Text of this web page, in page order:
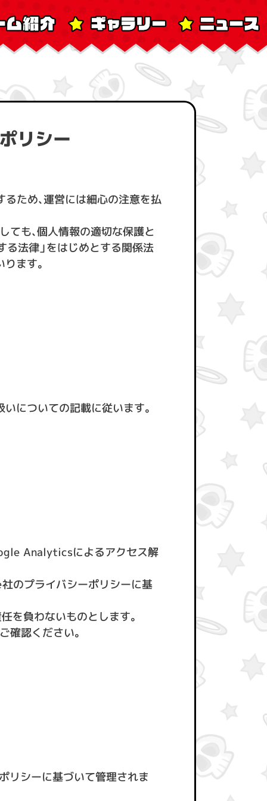
リシー
るため、運営には細心の注意を払
ても、個人情報の適切な保護と
る法律」をはじめとする関係法
ます。
についての記載に従います。
Analyticsによるアクセス解
のプライバシーポリシーに基
負わないものとします。
認ください。
リシーに基づいて管理されま